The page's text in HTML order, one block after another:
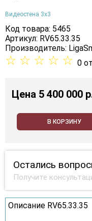
Видеостена 3х3
Код товара: 5465
Артикул: RV65.33.35
Производитель:
☆ ☆ ☆ ☆ ☆ 0
Цена 5 400 000
В КОРЗИНУ
Остались
Получите
Описание RV65.33.35